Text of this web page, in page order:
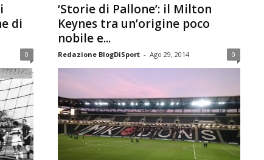
di
0
‘Storie di Pallone’: il Milton
Keynes tra un’origine poco
nobile e...
Redazione BlogDiSport - Ago 29, 2014 0